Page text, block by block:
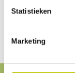
Statistieken
Marketing